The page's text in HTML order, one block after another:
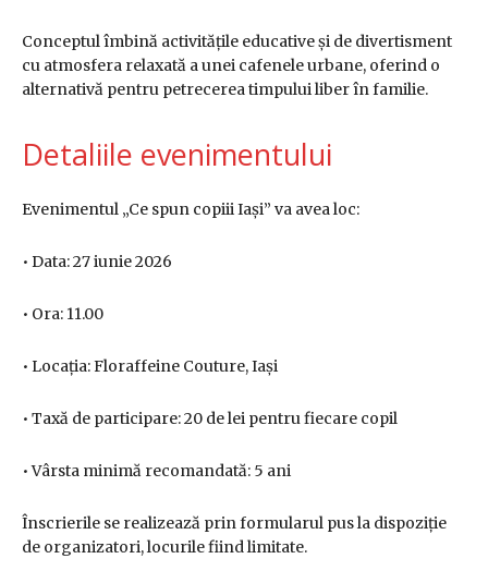
Conceptul îmbină activitățile educative și de divertisment
cu atmosfera relaxată a unei cafenele urbane, oferind o
alternativă pentru petrecerea timpului liber în familie.
Detaliile evenimentului
Evenimentul „Ce spun copiii Iași” va avea loc:
• Data: 27 iunie 2026
• Ora: 11.00
• Locația: Floraffeine Couture, Iași
• Taxă de participare: 20 de lei pentru fiecare copil
• Vârsta minimă recomandată: 5 ani
Înscrierile se realizează prin formularul pus la dispoziție
de organizatori, locurile fiind limitate.